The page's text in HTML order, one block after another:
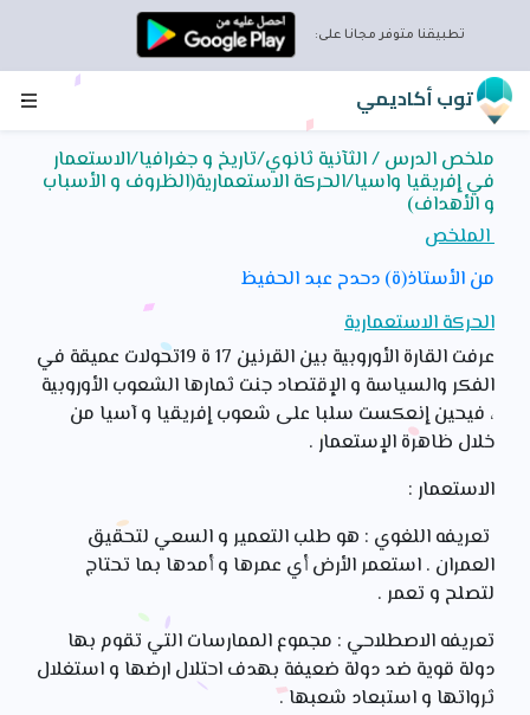
تطبيقنا متوفر مجانا على:
توب أكاديمي
ملخص الدرس / الثآنية ثانوي/تاريخ و جغرافيا/الاستعمار
في إفريقيا واسيا/الحركة الاستعمارية(الظروف و الأسباب
و الأهداف)
الملخص
من الأستاذ(ة) دحدح عبد الحفيظ
الحركة الاستعمارية
عرفت القارة الأوروبية بين القرنين 17 ة 19تحولات عميقة في
الفكر والسياسة و الإقتصاد جنت ثمارها الشعوب الأوروبية
، فيحين إنعكست سلبا على شعوب إفريقيا و آسيا من
خلال ظاهرة الإستعمار .
الاستعمار :
تعريفه اللغوي : هو طلب التعمير و السعي لتحقيق
العمران . استعمر الأرض أي عمرها و أمدها بما تحتاج
لتصلح و تعمر .
تعريفه الاصطلاحي : مجموع الممارسات التي تقوم بها
دولة قوية ضد دولة ضعيفة بهدف احتلال ارضها و استغلال
ثرواتها و استبعاد شعبها .